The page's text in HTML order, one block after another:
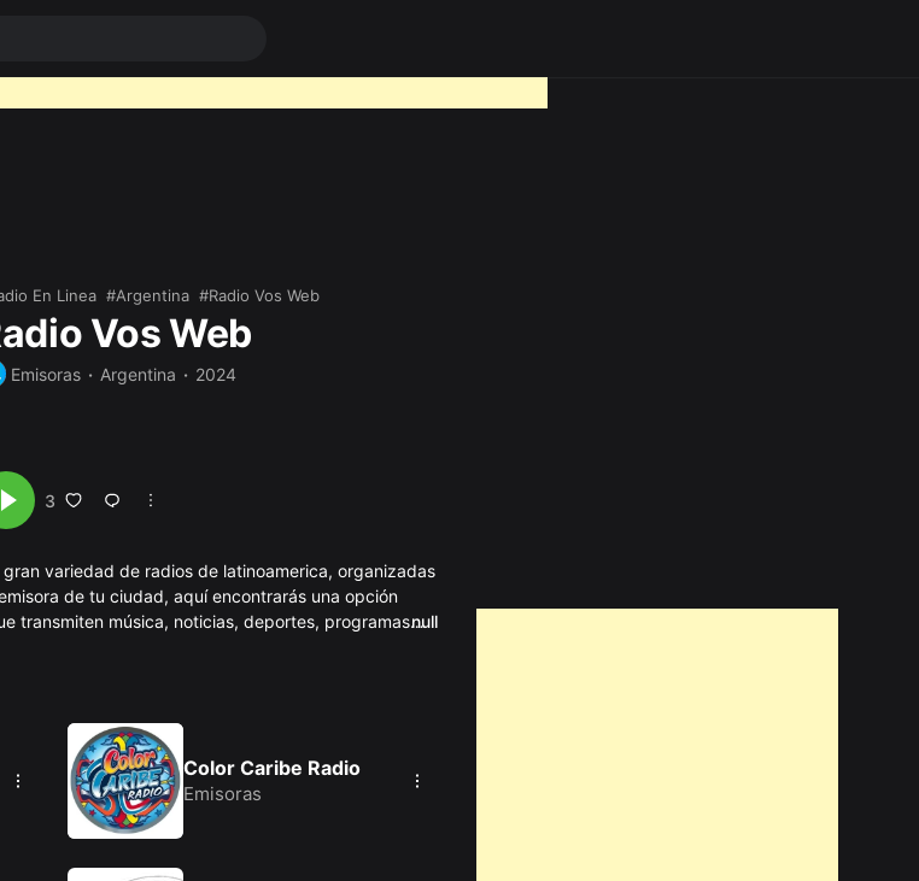
En Linea Argentina Radio Vos Web
Vos Web
Emisoras Argentina 2024
3
variedad de radios de latinoamerica, organizadas
de tu ciudad, aquí encontrarás una opción
transmiten música, noticias, deportes, programas
nuevas voces desde otras regiones o paises, todo
null
Color Caribe Radio
Emisoras